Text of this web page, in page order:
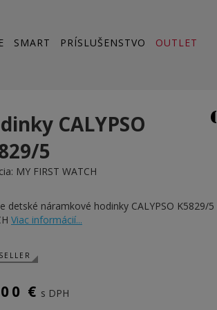
SMART PRÍSLUŠENSTVO OUTLET
CALYPSO
5
MY FIRST WATCH
detské náramkové hodinky CALYPSO K5829/5
Viac informácií...
€ s DPH